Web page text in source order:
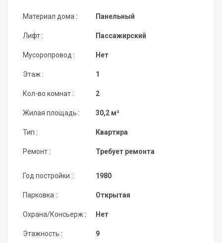
Материал дома :
Лифт :
Мусоропровод :
Этаж :
Кол-во комнат :
Жилая площадь :
Тип :
Ремонт :
Панельный
Пассажирский
Нет
1
2
30,2 м²
Квартира
Требует ремонта
Год постройки :
Парковка :
Охрана/Консьерж :
Этажность :
1980
Открытая
Нет
9